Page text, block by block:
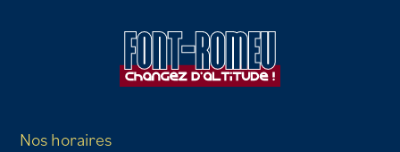
Nos horaires